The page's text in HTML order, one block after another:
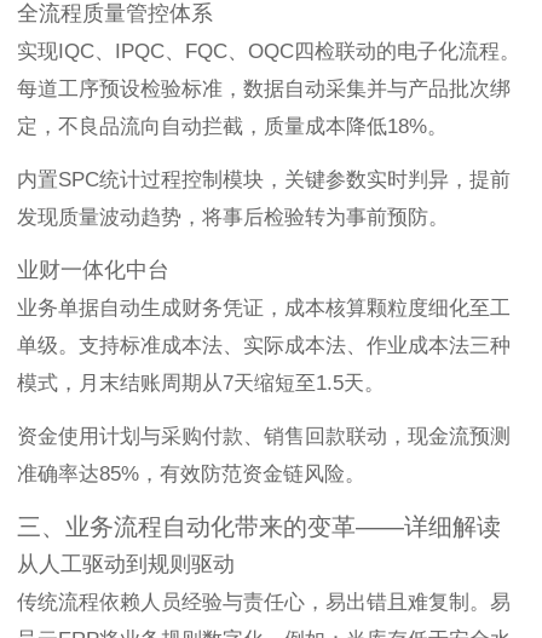
全流程质量管控体系
实现IQC、IPQC、FQC、OQC四检联动的电子化流程。
每道工序预设检验标准，数据自动采集并与产品批次绑
定，不良品流向自动拦截，质量成本降低18%。
内置SPC统计过程控制模块，关键参数实时判异，提前
发现质量波动趋势，将事后检验转为事前预防。
业财一体化中台
业务单据自动生成财务凭证，成本核算颗粒度细化至工
单级。支持标准成本法、实际成本法、作业成本法三种
模式，月末结账周期从7天缩短至1.5天。
资金使用计划与采购付款、销售回款联动，现金流预测
准确率达85%，有效防范资金链风险。
三、业务流程自动化带来的变革——详细解读
从人工驱动到规则驱动
传统流程依赖人员经验与责任心，易出错且难复制。易